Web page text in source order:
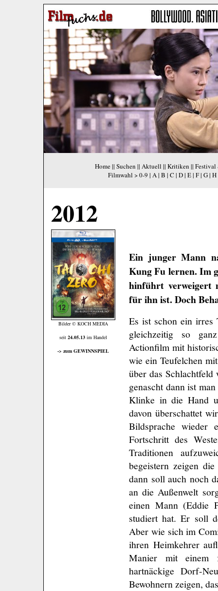
Home|| Suchen || Aktuell || Kritiken || Festival
Filmwahl >0-9 | A| B | C | D| E| F| G| H
2012
Bilder © KOCH MEDIA
seit 24.05.13 im Handel
-> zum GEWINNSPIEL
Ein junger Mann
Kung Fu lernen. Im
hinführt verweigert
für ihn ist. Doch
Es ist schon ein irres
gleichzeitig so
Actionfilm mit
wie ein Teufelchen
über das
genascht dann ist
Klinke in die Hand
davon überschattet
Bildsprache
Fortschritt des
Traditionen
begeistern zeigen
dann soll auch noch
an die Außenwelt
einen Mann (Eddie
studiert hat. Er soll
Aber wie sich im
ihren Heimkehrer
Manier mit einem
hartnäckige Dorf-
Bewohnern zeigen,